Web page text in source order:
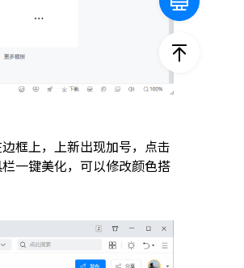
框上，上新出现加号，点击
一键美化，可以修改颜色搭